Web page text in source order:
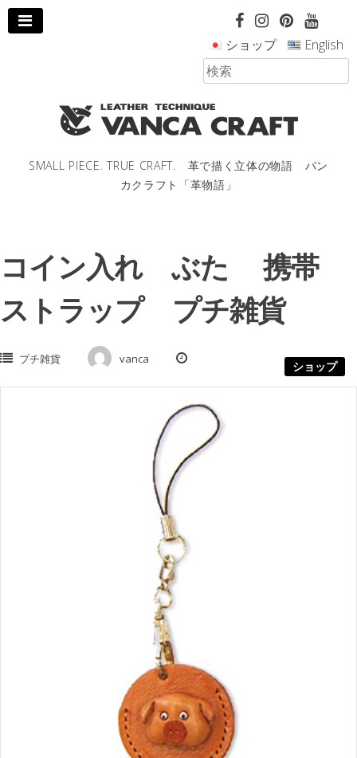
コ
ン
SMALL PIECE. TRUE CRAFT. 革で描く立体の物語 バン
カクラフト「革物語」
ショップ English
コイン入れ ぶた 携帯
ストラップ プチ雑貨
ショップ
プチ雑貨 vanca